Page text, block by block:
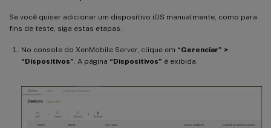
Se você quiser adicionar um dispositivo iOS manualmente, como para
fins de teste, siga estas etapas.
No console do XenMobile Server, clique em “Gerenciar” >
“Dispositivos”. A página “Dispositivos” é exibida.